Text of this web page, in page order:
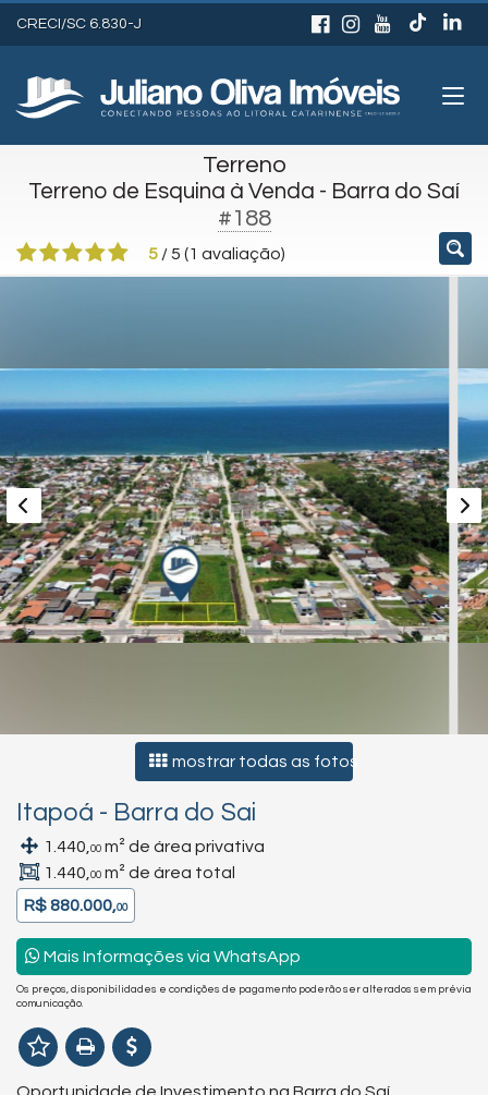
CRECI/SC 6.830-J
Terreno
Terreno de Esquina à Venda - Barra do Saí
#188
5 /5 (1 avaliação)
mostrar todas as fotos
Itapoá - Barra do Sai
1.440, 00 m² de área privativa
1.440, 00 m² de área total
R$ 880.000,00
Mais Informações via WhatsApp
Os preços, disponibilidades e condições de pagamento poderão ser alterados sem prévia
comunicação.
Oportunidade de Investimento na Barra do Saí